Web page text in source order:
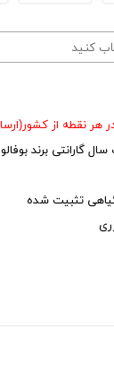
کنید
گارانتی برند بوفالو
تثبیت شده